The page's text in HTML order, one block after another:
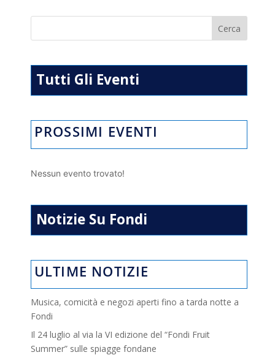
Tutti Gli Eventi
PROSSIMI EVENTI
Nessun evento trovato!
Notizie Su Fondi
ULTIME NOTIZIE
Musica, comicità e negozi aperti fino a tarda notte a
Fondi
Il 24 luglio al via la VI edizione del “Fondi Fruit
Summer” sulle spiagge fondane